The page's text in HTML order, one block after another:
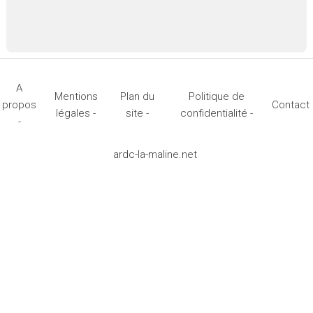
A
propos
-
Mentions
légales -
Plan du
site -
Politique de
confidentialité -
Contact
ardc-la-maline.net